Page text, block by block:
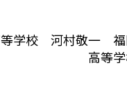
等学校 河村敬一 福
高等